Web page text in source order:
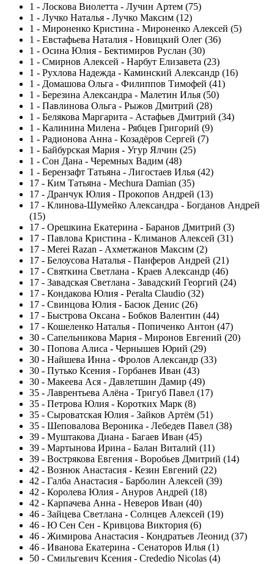
1 - Лоскова Виолетта - Лучин Артем (75)
1 - Лучко Наталья - Лучко Максим (12)
1 - Мироненко Кристина - Мироненко Алексей (5)
1 - Евстафьева Наталия - Новицкий Олег (36)
1 - Осина Юлия - Бектимиров Руслан (30)
1 - Смирнов Алексей - Нарбут Елизавета (23)
1 - Рухлова Надежда - Каминский Александр (16)
1 - Домашова Ольга - Филиппов Тимофей (41)
1 - Березина Александра - Малетин Илья (50)
1 - Павлинова Ольга - Рыжов Дмитрий (28)
1 - Белякова Маргарита - Астафьев Дмитрий (34)
1 - Калинина Милена - Рябцев Григорий (9)
1 - Радионова Анна - Козадёров Сергей (7)
1 - Байбурская Мария - Угур Ялчин (25)
1 - Сон Дана - Черемных Вадим (48)
1 - Берензафт Татьяна - Лигостаев Илья (42)
17 - Ким Татьяна - Mechura Damian (35)
17 - Дранчук Юлия - Прокопов Андрей (13)
17 - Клинова-Шумейко Александра - Богданов Андрей
(15)
17 - Орешкина Екатерина - Баранов Дмитрий (3)
17 - Павлова Кристина - Климанов Алексей (31)
17 - Merei Razan - Ахметжанов Максим (2)
17 - Белоусова Наталья - Панферов Андрей (21)
17 - Святкина Светлана - Краев Александр (46)
17 - Завадская Светлана - Завадский Георгий (24)
17 - Кондакова Юлия - Peralta Claudio (32)
17 - Свинцова Юлия - Басюк Денис (26)
17 - Быстрова Оксана - Бобков Валентин (44)
17 - Кошеленко Наталья - Попиченко Антон (47)
30 - Сапельникова Мария - Миронов Евгений (20)
30 - Попова Алиса - Чернышев Юрий (29)
30 - Найшева Инна - Фролов Александр (33)
30 - Путько Ксения - Горбанев Иван (43)
30 - Макеева Ася - Давлетшин Дамир (49)
35 - Лаврентьева Алёна - Тригуб Павел (17)
35 - Петрова Юлия - Коротких Марк (8)
35 - Сыроватская Юлия - Зайков Артём (51)
35 - Шеповалова Вероника - Лебедев Павел (38)
39 - Муштакова Диана - Багаев Иван (45)
39 - Мартынова Ирина - Балан Виталий (11)
39 - Вострякова Евгения - Воробьев Дмитрий (14)
42 - Вознюк Анастасия - Кезин Евгений (22)
42 - Галба Анастасия - Барболин Алексей (39)
42 - Королева Юлия - Ануров Андрей (18)
42 - Карпачева Анна - Неверов Иван (40)
46 - Зайцева Светлана - Солнцев Алексей (19)
46 - Ю Сен Сен - Кривцова Виктория (6)
46 - Жимирова Анастасия - Кондратьев Леонид (37)
46 - Иванова Екатерина - Сенаторов Илья (1)
50 - Смильгевич Ксения - Crededio Nicolas (4)